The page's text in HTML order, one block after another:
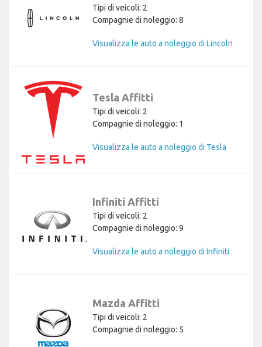
Tipi di veicoli: 2
Compagnie di noleggio: 8
Visualizza le auto a noleggio di Lincoln
Tesla Affitti
Tipi di veicoli: 2
Compagnie di noleggio: 1
Visualizza le auto a noleggio di Tesla
Infiniti Affitti
Tipi di veicoli: 2
Compagnie di noleggio: 9
Visualizza le auto a noleggio di Infiniti
Mazda Affitti
Tipi di veicoli: 2
Compagnie di noleggio: 5